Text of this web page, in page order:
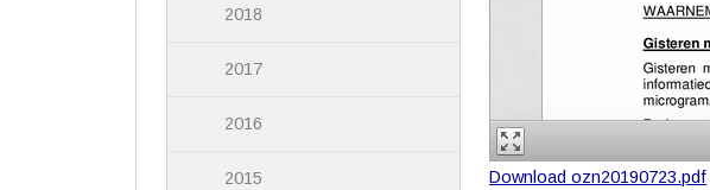
Download ozn20190723.pdf
2018
2017
2016
2015